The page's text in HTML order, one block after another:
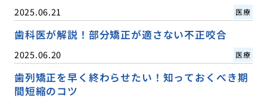
2025.06.21 医療
歯科医が解説！部分矯正が適さない不正咬合
2025.06.20 医療
歯列矯正を早く終わらせたい！知っておくべき期
間短縮のコツ